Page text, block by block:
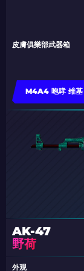
皮膚俱樂部武器箱
M4A4 咆哮 维基
AK-47
野荷
外观